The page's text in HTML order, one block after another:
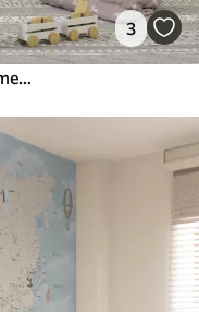
3